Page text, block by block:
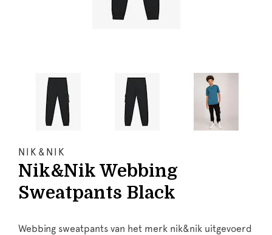
NIK&NIK
Nik&Nik Webbing
Sweatpants Black
Webbing sweatpants van het merk nik&nik uitgevoerd